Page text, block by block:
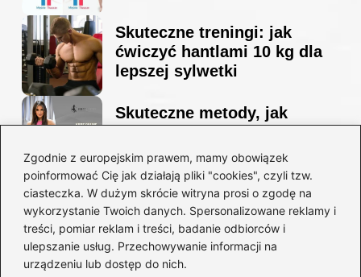
Zgodnie z europejskim prawem, mamy obowiązek
poinformować Cię jak działają pliki "cookies", czyli tzw.
ciasteczka. W dużym skrócie witryna prosi o zgodę na
wykorzystanie Twoich danych. Spersonalizowane reklamy i
treści, pomiar reklam i treści, badanie odbiorców i
ulepszanie usług. Przechowywanie informacji na
urządzeniu lub dostęp do nich.
Skuteczne treningi: jak
ćwiczyć hantlami 10 kg dla
lepszej sylwetki
Skuteczne metody, jak
sylwetkę w zaledwie 90 dni
Idealny garnitur: jak dobrać
go do swojej sylwetki?